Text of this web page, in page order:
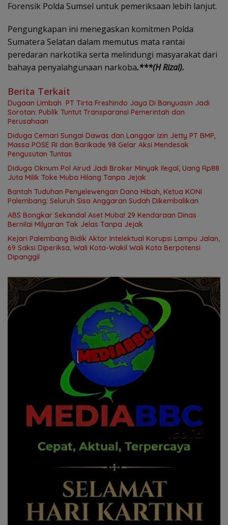
Forensik Polda Sumsel untuk pemeriksaan lebih lanjut.
Pengungkapan ini menegaskan komitmen Polda
Sumatera Selatan dalam memutus mata rantai
peredaran narkotika serta melindungi masyarakat dari
bahaya penyalahgunaan narkoba.***(H Rizal).
Berita Terkait
Dugaan Limbah PT Tirta Freshindo Jaya Di Banyuasin Jadi
Sorotan: Publik Tuntut Transparansi Pemerintah dan
Perusahaan
Diduga Cemari Sungai Dawas dan Langgar Izin Jetty PT BMP,
Massa POSE RI dan Barikade 98 Gelar Aksi Mendesak
Pengusutan Tuntas
Diduga Oknum Pol Airud Jadi Broker Minyak Ilegal, Uang Rp88
Juta Milik Toke Muba Hilang Tanpa Jejak
Bantah Tuduhan Penyelewengan Dana Hibah, Ketua KONI
Palembang: Seluruh Sisa Anggaran Sudah Dikembalikan
ABS Bongkar Sekandal Aset Muba! 29 Kendaraan Dinas
Bernilai Milyaran Tak Jelas Tanpa Jejak
Kejari Palembang Bidik Aktor Intelektual Korupsi Lampu Jalan,
69 Saksi Diperiksa, Wali Kota-Wakil Wali Kota Berpotensi
Dipanggil